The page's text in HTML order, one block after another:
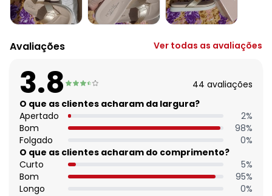
Avaliações Ver todas as avaliações
3.8 44 avaliações
O que as clientes acharam da largura?
Apertado
2%
Bom
98%
Folgado
0%
O que as clientes acharam do comprimento?
Curto
5%
Bom
95%
Longo
0%